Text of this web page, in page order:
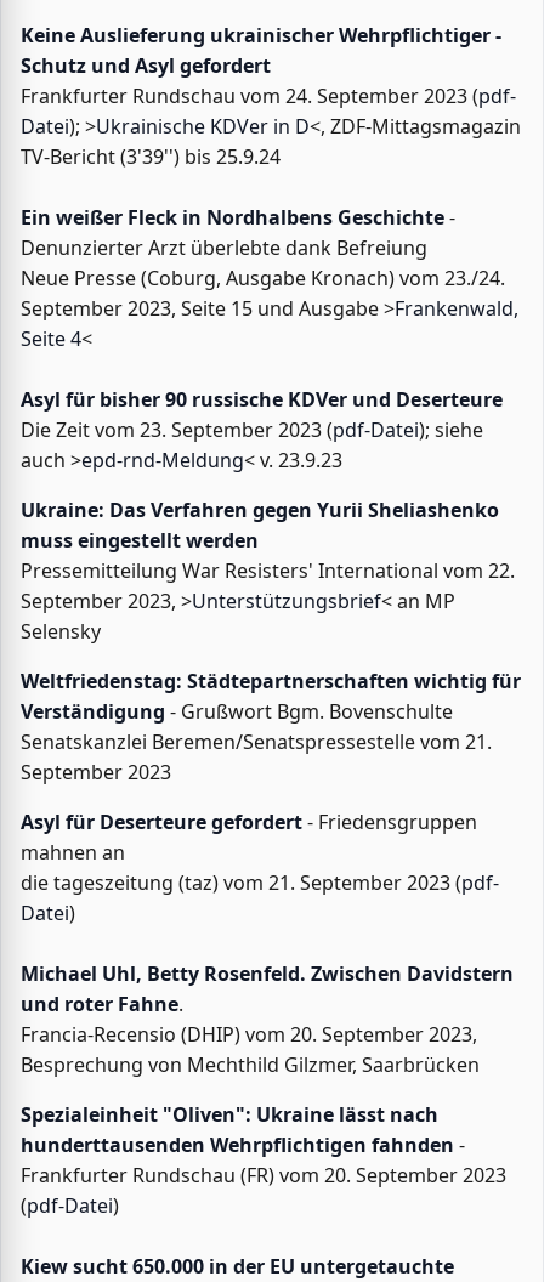
Keine Auslieferung ukrainischer Wehrpflichtiger -
Schutz und Asyl gefordert
Frankfurter Rundschau vom 24. September 2023 (pdf-
Datei); >Ukrainische KDVer in D<, ZDF-Mittagsmagazin
TV-Bericht (3'39'') bis 25.9.24
Ein weißer Fleck in Nordhalbens Geschichte-
Denunzierter Arzt überlebte dank Befreiung
Neue Presse (Coburg, Ausgabe Kronach) vom 23./24.
September 2023, Seite 15 und Ausgabe >Frankenwald,
Seite 4<
Asyl für bisher 90 russische KDVer und Deserteure
Die Zeit vom 23. September 2023 (pdf-Datei); siehe
auch >epd-rnd-Meldung< v. 23.9.23
Ukraine: Das Verfahren gegen Yurii Sheliashenko
muss eingestellt werden
Pressemitteilung War Resisters' International vom 22.
September 2023, >Unterstützungsbrief< an MP
Selensky
Weltfriedenstag: Städtepartnerschaften wichtig für
Verständigung - Grußwort Bgm. Bovenschulte
Senatskanzlei Beremen/Senatspressestelle vom 21.
September 2023
Asyl für Deserteure gefordert- Friedensgruppen
mahnen an
die tageszeitung (taz) vom 21. September 2023 (pdf-
Datei)
Michael Uhl, Betty Rosenfeld. Zwischen Davidstern
und roter Fahne.
Francia-Recensio (DHIP) vom 20. September 2023,
Besprechung von Mechthild Gilzmer, Saarbrücken
Spezialeinheit "Oliven": Ukraine lässt nach
hunderttausenden Wehrpflichtigen fahnden -
Frankfurter Rundschau (FR) vom 20. September 2023
(pdf-Datei)
Kiew sucht 650.000 in der EU untergetauchte